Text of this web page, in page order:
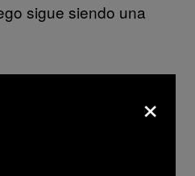
sigue siendo una
×